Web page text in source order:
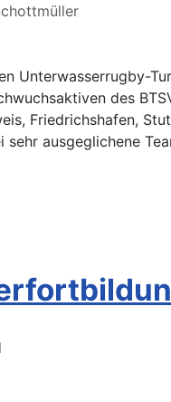
Unterwasserrugby-
des
Friedrichshafen,
ausgeglichene